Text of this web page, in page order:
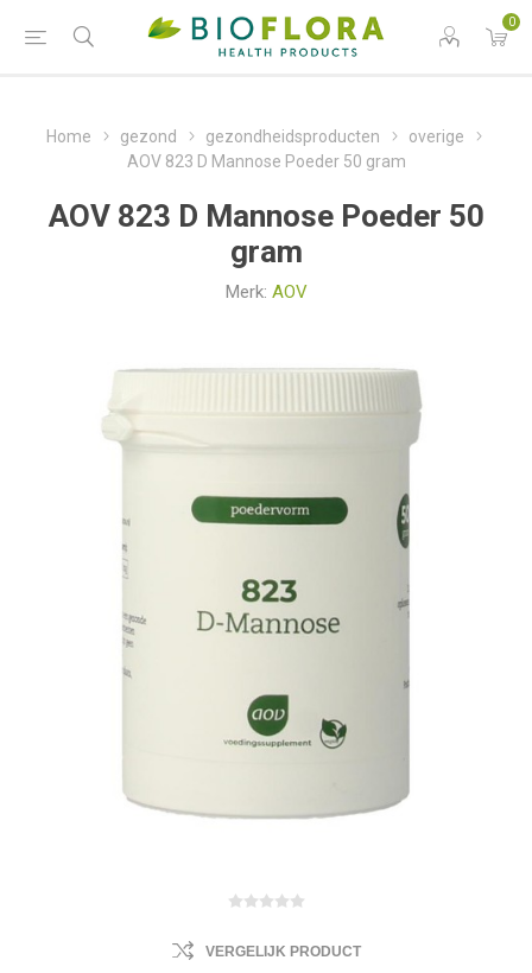
0
Home gezond gezondheidsproducten
overige
AOV 823 D Mannose Poeder 50 gram
AOV 823 D Mannose Poeder 50
gram
Merk: AOV
VERGELIJK PRODUCT